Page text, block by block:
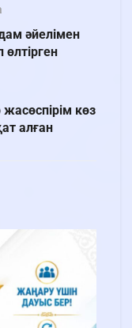
әйелімен
көз
алған